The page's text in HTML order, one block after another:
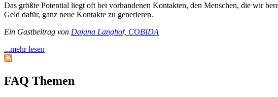
Das größte Potential liegt oft bei vorhandenen Kontakten, den Menschen, die wir
Geld dafür, ganz neue Kontakte zu generieren.
Ein Gastbeitrag von Dajana Langhof, COBIDA
...mehr lesen
FAQ Themen